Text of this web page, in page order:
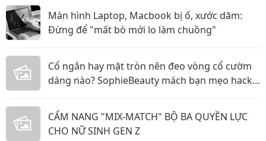
Màn hình Laptop, Macbook bị ố, xước dăm:
Đừng để "mất bò mới lo làm chuồng"
Cổ ngắn hay mặt tròn nên đeo vòng cổ cườm
dáng nào? SophieBeauty mách bạn mẹo hack
CẨM NANG "MIX-MATCH" BỘ BA QUYỀN LỰC
CHO NỮ SINH GEN Z